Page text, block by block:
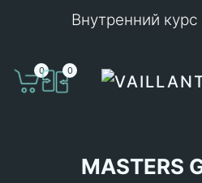
Внутренний
0 0
MASTERS